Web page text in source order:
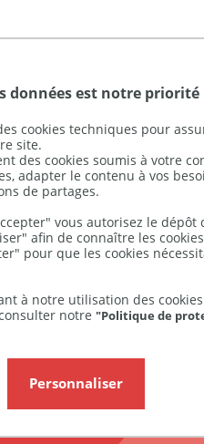
données est notre priorité
cookies techniques pour
site.
des cookies soumis à votre
adapter le contenu à vos
de partages.
vous autorisez le dépôt
afin de connaître les
pour que les cookies
à notre utilisation des
notre "Politique de
Personnaliser
suivre